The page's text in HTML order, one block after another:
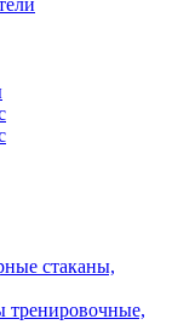
стаканы,
тренировочные,